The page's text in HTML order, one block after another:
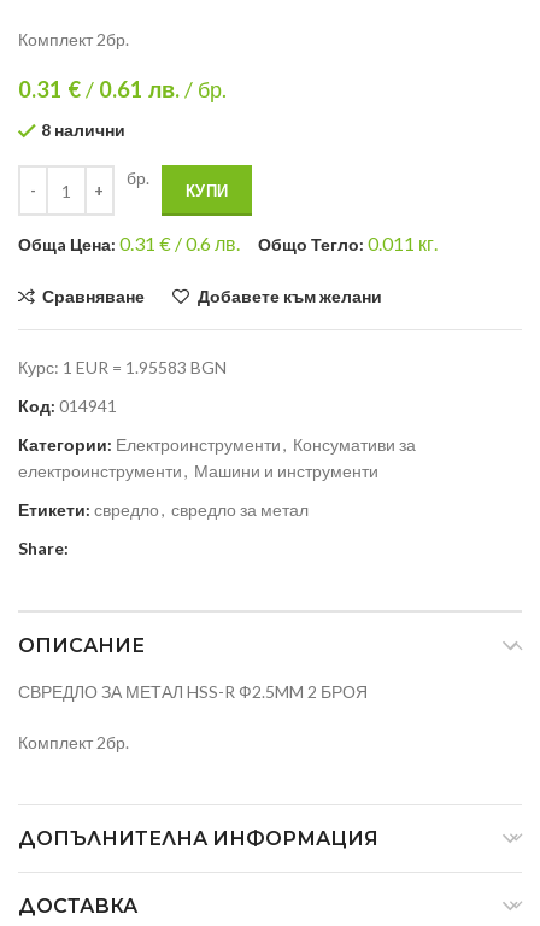
Комплект 2бр.
0.31 €/ 0.61 лв./ бр.
8 налични
бр.
КУПИ
Общa Цена: 0.31 € /0.6 лв. Общо Тегло: 0.011 кг.
Сравняване Добавете към желани
Курс: 1 EUR = 1.95583 BGN
Код: 014941
Категории: Електроинструменти, Консумативи за
електроинструменти, Машини и инструменти
Етикети: свредло, свредло за метал
Share:
ОПИСАНИЕ
СВРЕДЛО ЗА МЕТАЛ HSS-R Ф2.5MM 2 БРОЯ
Комплект 2бр.
ДОПЪЛНИТЕЛНА ИНФОРМАЦИЯ
ДОСТАВКА